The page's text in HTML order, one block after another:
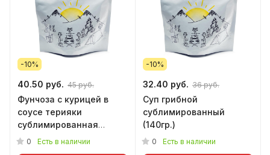
-10%
40.50 руб. 45 руб.
Фунчоза с курицей в
соусе терияки
сублимированная
(240гр.)
0 Есть в наличии
-10%
32.40 руб. 36 руб.
Суп грибной
сублимированный
(140гр.)
0 Есть в наличии